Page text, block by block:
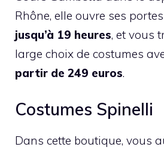
Rhône, elle ouvre ses portes
jusqu’à 19 heures, et vous
large choix de costumes
partir de 249 euros.
Costumes Spinelli
Dans cette boutique, vous